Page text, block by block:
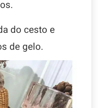
do cesto e
de gelo.